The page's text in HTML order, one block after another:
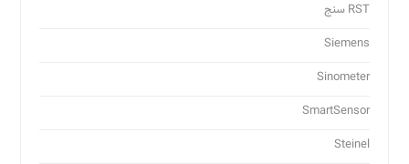
RST سنج
Siemens
Sinometer
SmartSensor
Steinel